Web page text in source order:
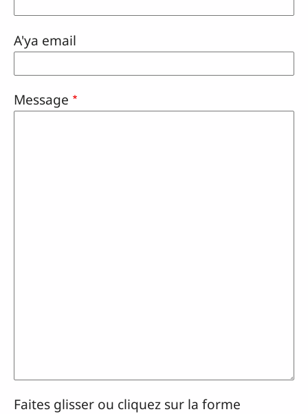
A'ya email
Message
Faites glisser ou cliquez sur la forme